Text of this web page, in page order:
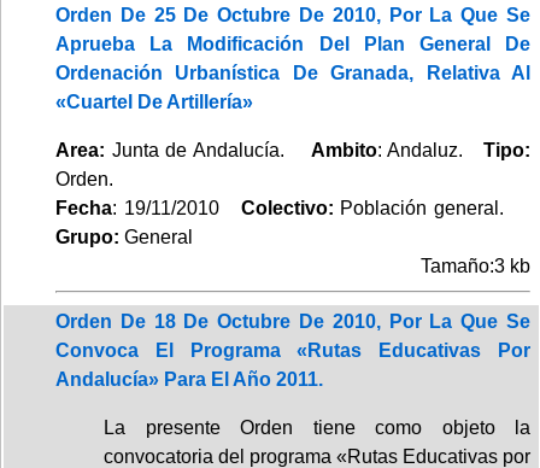
Orden De 25 De Octubre De 2010, Por La Que Se
Aprueba La Modificación Del Plan General De
Ordenación Urbanística De Granada, Relativa Al
«Cuartel De Artillería»
Area: Junta de Andalucía. Ambito: Andaluz.Tipo:
Orden.
Fecha: 19/11/2010Colectivo: Población general.
Grupo: General
Tamaño:3 kb
Orden De 18 De Octubre De 2010, Por La Que Se
Convoca El Programa «Rutas Educativas Por
Andalucía» Para El Año 2011.
La presente Orden tiene como objeto la
convocatoria del programa «Rutas Educativas por